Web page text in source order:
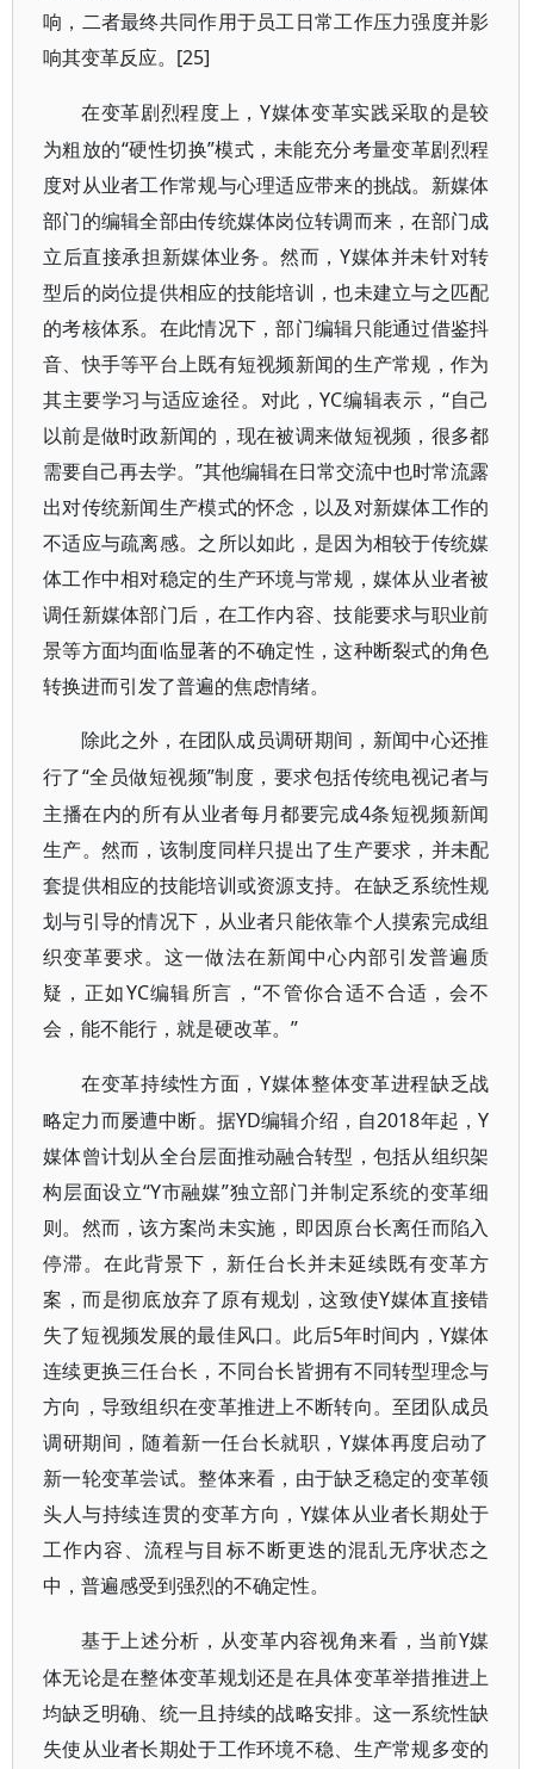
响，二者最终共同作用于员工日常工作压力强度并影
响其变革反应。[25]
在变革剧烈程度上， Y媒体变革实践采取的是较
为粗放的“硬性切换”模式，未能充分考量变革剧烈程
度对从业者工作常规与心理适应带来的挑战。新媒体
部门的编辑全部由传统媒体岗位转调而来，在部门成
立后直接承担新媒体业务。然而，Y媒体并未针对转
型后的岗位提供相应的技能培训，也未建立与之匹配
的考核体系。在此情况下，部门编辑只能通过借鉴抖
音、快手等平台上既有短视频新闻的生产常规，作为
其主要学习与适应途径。对此，YC编辑表示，“自己
以前是做时政新闻的，现在被调来做短视频，很多都
需要自己再去学。”其他编辑在日常交流中也时常流露
出对传统新闻生产模式的怀念，以及对新媒体工作的
不适应与疏离感。之所以如此，是因为相较于传统媒
体工作中相对稳定的生产环境与常规，媒体从业者被
调任新媒体部门后，在工作内容、技能要求与职业前
景等方面均面临显著的不确定性，这种断裂式的角色
转换进而引发了普遍的焦虑情绪。
除此之外，在团队成员调研期间，新闻中心还推
行了“全员做短视频”制度，要求包括传统电视记者与
主播在内的所有从业者每月都要完成4条短视频新闻
生产。然而，该制度同样只提出了生产要求，并未配
套提供相应的技能培训或资源支持。在缺乏系统性规
划与引导的情况下，从业者只能依靠个人摸索完成组
织变革要求。这一做法在新闻中心内部引发普遍质
疑，正如YC编辑所言，“不管你合适不合适，会不
会，能不能行，就是硬改革。”
在变革持续性方面， Y媒体整体变革进程缺乏战
略定力而屡遭中断。据YD编辑介绍，自2018年起，Y
媒体曾计划从全台层面推动融合转型，包括从组织架
构层面设立“Y市融媒”独立部门并制定系统的变革细
则。然而，该方案尚未实施，即因原台长离任而陷入
停滞。在此背景下，新任台长并未延续既有变革方
案，而是彻底放弃了原有规划，这致使Y媒体直接错
失了短视频发展的最佳风口。此后5年时间内，Y媒体
连续更换三任台长，不同台长皆拥有不同转型理念与
方向，导致组织在变革推进上不断转向。至团队成员
调研期间，随着新一任台长就职，Y媒体再度启动了
新一轮变革尝试。整体来看，由于缺乏稳定的变革领
头人与持续连贯的变革方向，Y媒体从业者长期处于
工作内容、流程与目标不断更迭的混乱无序状态之
中，普遍感受到强烈的不确定性。
基于上述分析，从变革内容视角来看，当前Y媒
体无论是在整体变革规划还是在具体变革举措推进上
均缺乏明确、统一且持续的战略安排。这一系统性缺
失使从业者长期处于工作环境不稳、生产常规多变的